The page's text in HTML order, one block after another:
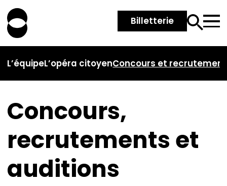
Billetterie
L’équipeL’opéra citoyenConcours et
Concours,
recrutements et
auditions